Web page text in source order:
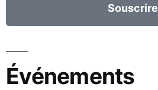
Souscrire
Événements